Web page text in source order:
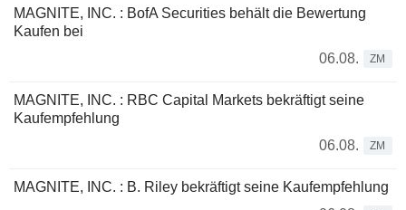
MAGNITE, INC. : BofA Securities behält die Bewertung
Kaufen bei
06.08.
ZM
MAGNITE, INC. : RBC Capital Markets bekräftigt seine
Kaufempfehlung
06.08.
ZM
MAGNITE, INC. : B. Riley bekräftigt seine Kaufempfehlung